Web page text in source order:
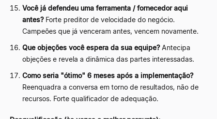
Você já defendeu uma ferramenta / fornecedor aqui
antes?Forte preditor de velocidade do negócio.
Campeões que já venceram antes, vencem novamente.
Que objeções você espera da sua equipe?Antecipa
objeções e revela a dinâmica das partes interessadas.
Como seria "ótimo" 6 meses após a implementação?
Reenquadra a conversa em torno de resultados, não de
recursos. Forte qualificador de adequação.